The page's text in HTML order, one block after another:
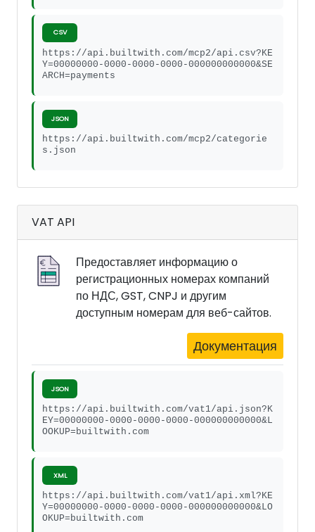
CSV
https://api.builtwith.com/mcp2/api.csv?KE
Y=00000000-0000-0000-0000-000000000000&SE
ARCH=payments
JSON
https://api.builtwith.com/mcp2/categorie
s.json
VAT API
Предоставляет информацию о
регистрационных номерах компаний
по НДС, GST, CNPJ и другим
доступным номерам для веб-сайтов.
Документация
JSON
https://api.builtwith.com/vat1/api.json?K
EY=00000000-0000-0000-0000-000000000000&L
OOKUP=builtwith.com
XML
https://api.builtwith.com/vat1/api.xml?KE
Y=00000000-0000-0000-0000-000000000000&LO
OKUP=builtwith.com